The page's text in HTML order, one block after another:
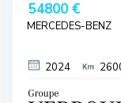
54800 €
MERCEDES-BENZ
2024